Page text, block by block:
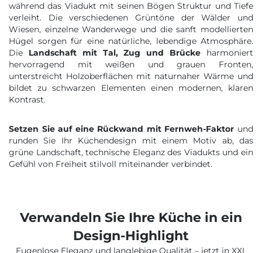
während das Viadukt mit seinen Bögen Struktur und Tiefe
verleiht. Die verschiedenen Grüntöne der Wälder und
Wiesen, einzelne Wanderwege und die sanft modellierten
Hügel sorgen für eine natürliche, lebendige Atmosphäre.
Die Landschaft mit Tal, Zug und Brücke harmoniert
hervorragend mit weißen und grauen Fronten,
unterstreicht Holzoberflächen mit naturnaher Wärme und
bildet zu schwarzen Elementen einen modernen, klaren
Kontrast.
Setzen Sie auf eine Rückwand mit Fernweh-Faktor und
runden Sie Ihr Küchendesign mit einem Motiv ab, das
grüne Landschaft, technische Eleganz des Viadukts und ein
Gefühl von Freiheit stilvoll miteinander verbindet.
Verwandeln Sie Ihre Küche in ein
Design-Highlight
Fugenlose Eleganz und langlebige Qualität – jetzt in XXL